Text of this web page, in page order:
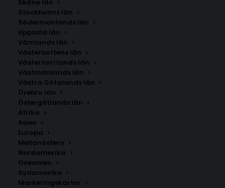
Skåne län
Stockholms län
Södermanlands län
Uppsala län
Vämlands län
Västerbottens län
Västernorrlands län
Västmanlands län
Västra Götalands län
Örebro län
Östergötlands län
Afrika
Asien
Europa
Mellanöstern
Nordamerika
Oceanien
Sydamerika
Markeringskartor
Torna Hällestad
Storlek
350.00kr
Handritad karta över Torna Hällestad i
Välj mellan fyra olika storlekar: 50×70 cm , 40×50 cm,